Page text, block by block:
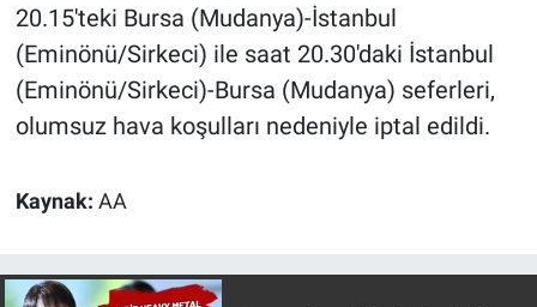
20.15'teki Bursa (Mudanya)-İstanbul
(Eminönü/Sirkeci) ile saat 20.30'daki İstanbul
(Eminönü/Sirkeci)-Bursa (Mudanya) seferleri,
olumsuz hava koşulları nedeniyle iptal edildi.
Kaynak: AA
Spor
Yerel Gündem